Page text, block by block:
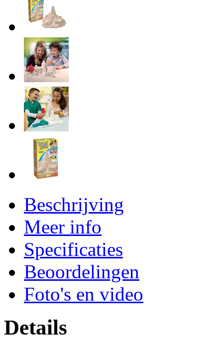
Beschrijving
Meer info
Specificaties
Beoordelingen
Foto's en video
Details